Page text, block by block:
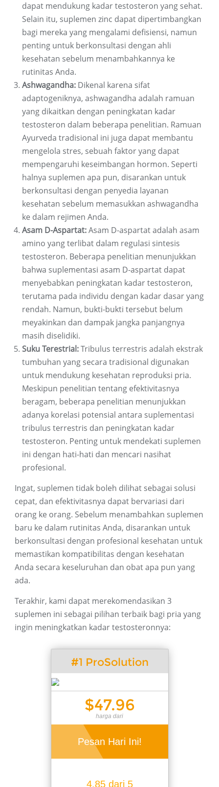
dapat mendukung kadar testosteron yang sehat.
Selain itu, suplemen zinc dapat dipertimbangkan
bagi mereka yang mengalami defisiensi, namun
penting untuk berkonsultasi dengan ahli
kesehatan sebelum menambahkannya ke
rutinitas Anda.
Ashwagandha: Dikenal karena sifat
adaptogeniknya, ashwagandha adalah ramuan
yang dikaitkan dengan peningkatan kadar
testosteron dalam beberapa penelitian. Ramuan
Ayurveda tradisional ini juga dapat membantu
mengelola stres, sebuah faktor yang dapat
mempengaruhi keseimbangan hormon. Seperti
halnya suplemen apa pun, disarankan untuk
berkonsultasi dengan penyedia layanan
kesehatan sebelum memasukkan ashwagandha
ke dalam rejimen Anda.
Asam D-Aspartat:Asam D-aspartat adalah asam
amino yang terlibat dalam regulasi sintesis
testosteron. Beberapa penelitian menunjukkan
bahwa suplementasi asam D-aspartat dapat
menyebabkan peningkatan kadar testosteron,
terutama pada individu dengan kadar dasar yang
rendah. Namun, bukti-bukti tersebut belum
meyakinkan dan dampak jangka panjangnya
masih diselidiki.
Suku Terestrial:Tribulus terrestris adalah ekstrak
tumbuhan yang secara tradisional digunakan
untuk mendukung kesehatan reproduksi pria.
Meskipun penelitian tentang efektivitasnya
beragam, beberapa penelitian menunjukkan
adanya korelasi potensial antara suplementasi
tribulus terrestris dan peningkatan kadar
testosteron. Penting untuk mendekati suplemen
ini dengan hati-hati dan mencari nasihat
profesional.
Ingat, suplemen tidak boleh dilihat sebagai solusi
cepat, dan efektivitasnya dapat bervariasi dari
orang ke orang. Sebelum menambahkan suplemen
baru ke dalam rutinitas Anda, disarankan untuk
berkonsultasi dengan profesional kesehatan untuk
memastikan kompatibilitas dengan kesehatan
Anda secara keseluruhan dan obat apa pun yang
ada.
Terakhir, kami dapat merekomendasikan 3
suplemen ini sebagai pilihan terbaik bagi pria yang
ingin meningkatkan kadar testosteronnya:
#1 ProSolution
$47.96
harga dari
Pesan Hari Ini!
4,85 dari 5